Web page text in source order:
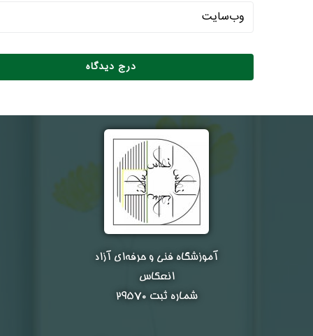
آموزشگاه فنی و حرفه‌ای آزاد
انعکاس
شماره ثبت ۲۹۵۷۰